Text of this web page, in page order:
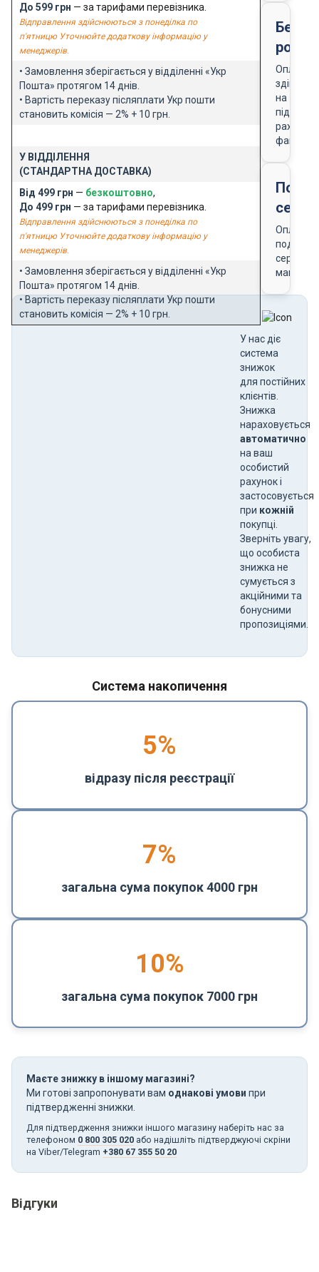
До 599 грн — за тарифами перевізника.
Відправлення здійснюються з понеділка по
п'ятницю Уточнюйте додаткову інформацію у
менеджерів.
• Замовлення зберігається у відділенні «Укр
Пошта» протягом 14 днів.
• Вартість переказу післяплати Укр пошти
становить комісія — 2% + 10 грн.
У ВІДДІЛЕННЯ
(СТАНДАРТНА ДОСТАВКА)
Від 499 грн — безкоштовно,
До 499 грн — за тарифами перевізника.
Відправлення здійснюються з понеділка по
п'ятницю Уточнюйте додаткову інформацію у
менеджерів.
• Замовлення зберігається у відділенні «Укр
Пошта» протягом 14 днів.
• Вартість переказу післяплати Укр пошти
становить комісія — 2% + 10 грн.
Оплата
на
підставі
рахунку-
фактури
Оплата
магазину
У нас діє
система
знижок
для постійних
клієнтів.
Знижка
нараховується
автоматично
на ваш
особистий
рахунок і
застосовується
при кожній
покупці.
Зверніть увагу,
що особиста
знижка не
сумується з
акційними та
бонусними
пропозиціями.
Система накопичення
5%
відразу після реєстрації
7%
загальна сума покупок 4000 грн
10%
загальна сума покупок 7000 грн
Маєте знижку в іншому магазині?
Ми готові запропонувати вам однакові умови при
підтвердженні знижки.
Для підтвердження знижки іншого магазину наберіть нас за
телефоном 0 800 305 020 або надішліть підтверджуючі скріни
на Viber/Telegram +380 67 355 50 20
Відгуки